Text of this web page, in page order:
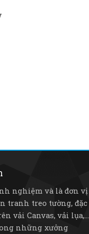
nghiệm và là đơn vị
tranh treo tường, đặc
vải Canvas, vải lụa,...
những xưởng